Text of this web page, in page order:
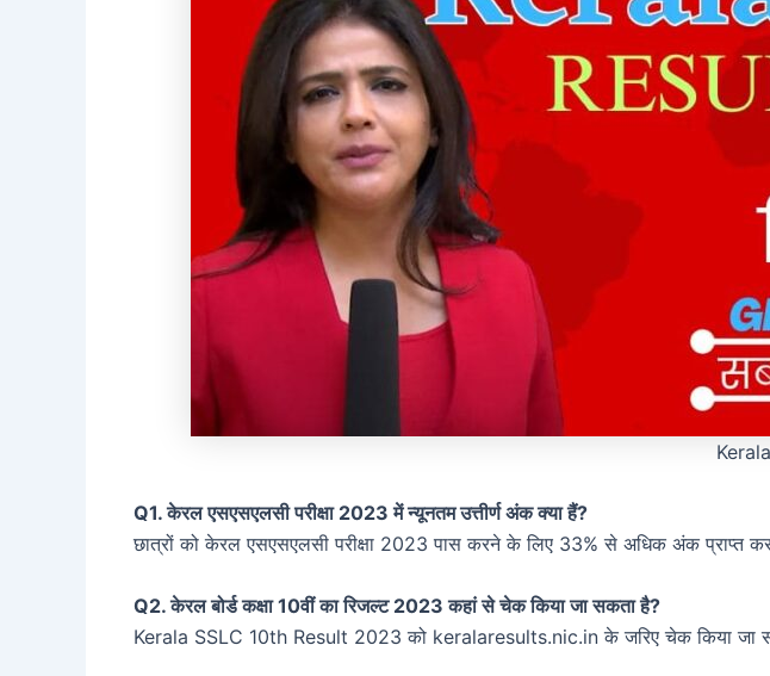
Q1. केरल एसएसएलसी परीक्षा 2023 में न्यूनतम उत्तीर्ण अंक क्या हैं?
छात्रों को केरल एसएसएलसी परीक्षा 2023 पास करने के लिए 33% से अधिक अंक प्राप्त
Q2. केरल बोर्ड कक्षा 10वीं का रिजल्ट 2023 कहां से चेक किया जा सकता है?
Kerala SSLC 10th Result 2023 को keralaresults.nic.in के जरिए चेक किया जा